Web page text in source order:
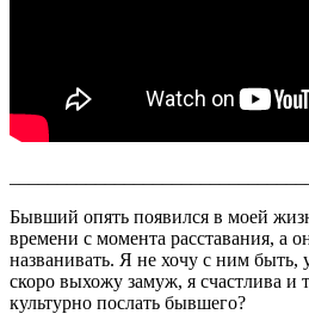
Бывший опять появился в моей
времени с момента расставания, а
названивать. Я не хочу с ним
скоро выхожу замуж, я счастлива и
культурно послать бывшего?